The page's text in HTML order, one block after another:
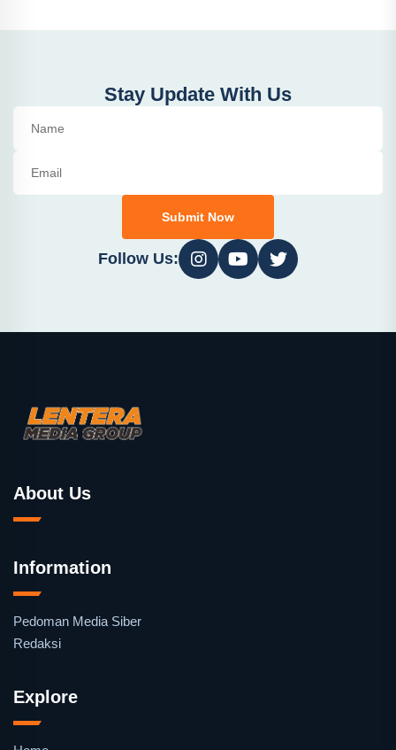
Stay Update With Us
Submit Now
Follow Us:
About Us
Information
Pedoman Media Siber
Redaksi
Explore